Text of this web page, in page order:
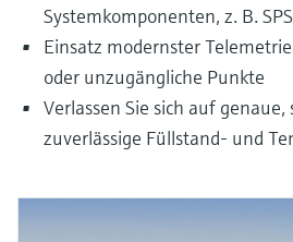
Systemkomponenten, z. B.
Einsatz modernster
oder unzugängliche Punkte
Verlassen Sie sich auf genaue,
zuverlässige Füllstand- und